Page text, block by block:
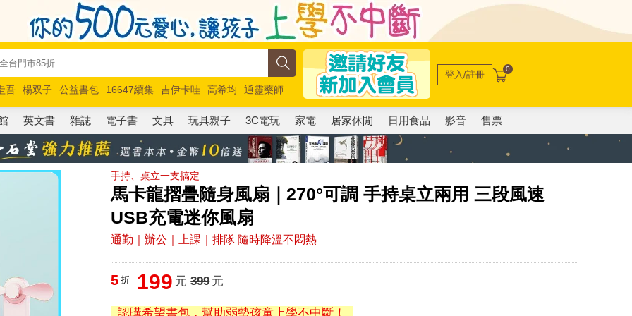
吾 楊双子 公益書包 16647續集 吉伊卡哇 高希均
通靈藥師
路邊攤新作
馬斯克 玩具總動員5 超慢跑
登入/註冊 0
英文書 雜誌 電子書 文具 玩具親子 3C電玩 家電 居家休閒 日用食品 影音 售票
手持、桌立一支搞定
馬卡龍摺疊隨身風扇｜270°可調 手持桌立兩用 三段風速
USB充電迷你風扇
通勤｜辦公｜上課｜排隊 隨時降溫不悶熱
5 折 199 元 399元
認購希望書包，幫助弱勢孩童上學不中斷！